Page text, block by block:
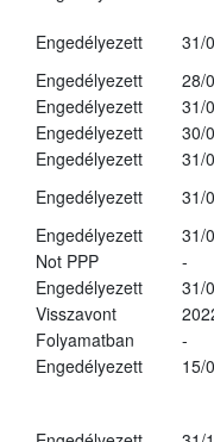
Engedélyezett
31/
Engedélyezett
28/
Engedélyezett
31/
Engedélyezett
30/
Engedélyezett
31/
Engedélyezett
31/
Engedélyezett
31/
Not PPP
-
Engedélyezett
31/
Visszavont
Folyamatban
-
Engedélyezett
15/